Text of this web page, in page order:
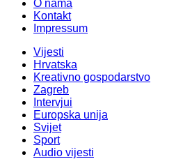
O nama
Kontakt
Impressum
Vijesti
Hrvatska
Kreativno gospodarstvo
Zagreb
Intervjui
Europska unija
Svijet
Sport
Audio vijesti